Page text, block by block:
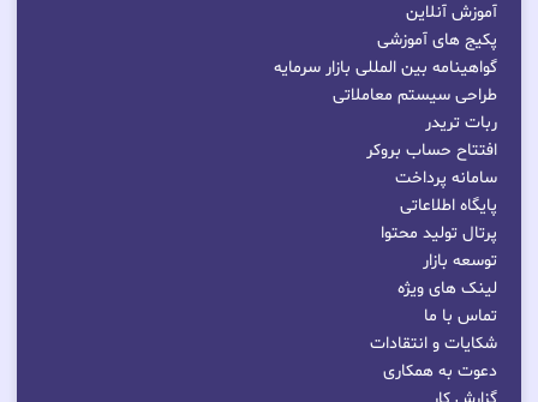
آموزش آنلاین
پکیج های آموزشی
گواهینامه بین المللی بازار سرمایه
طراحی سیستم معاملاتی
ربات تریدر
افتتاح حساب بروکر
سامانه پرداخت
پایگاه اطلاعاتی
پرتال تولید محتوا
توسعه بازار
لینک های ویژه
تماس با ما
شکایات و انتقادات
دعوت به همکاری